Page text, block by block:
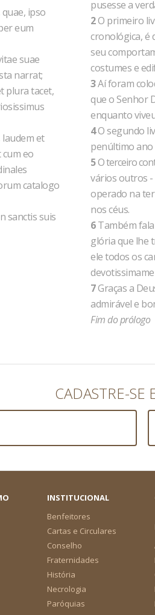
ipso
eum
suae
narrat;
plura tacet,
et
eo
catalogo
sanctis suis
pusesse a
2O primeiro
cronológica, é
seu
costumes e
3Aí foram
que o Senhor
enquanto
4O segundo
penúltimo ano
5O terceiro
vários outros
operado na
nos céus.
6Também fala
glória que lhe
ele todos os
7Graças a
admirável e
Fim do prólogo
CADASTRE-SE
INSTITUCIONAL
Benfeitores
Cartas e Circulares
Conselho
Fraternidades
História
Necrologia
Paróquias